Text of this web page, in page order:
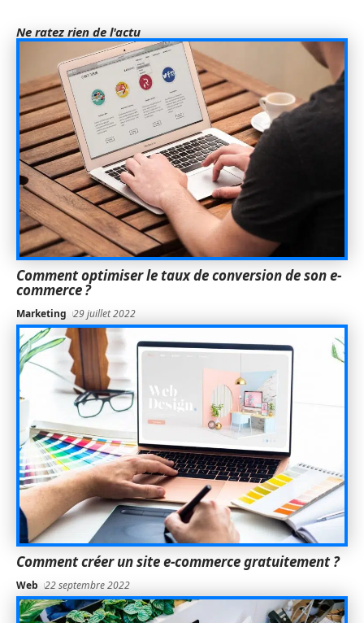
Ne ratez rien de l'actu
Comment optimiser le taux de conversion de son e-
commerce ?
Marketing 29 juillet 2022
Comment créer un site e-commerce gratuitement ?
Web 22 septembre 2022